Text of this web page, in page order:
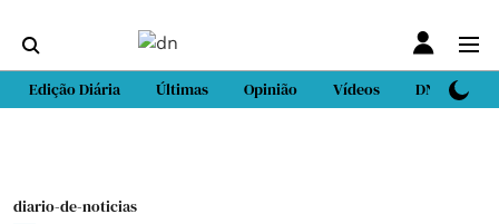
Edição Diária Últimas Opinião Vídeos DN Sport
diario-de-noticias